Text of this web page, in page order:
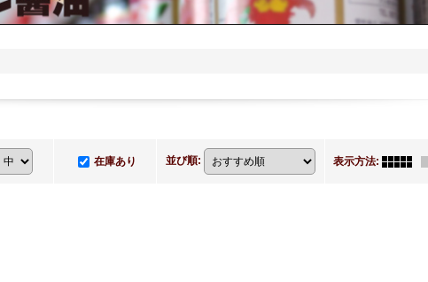
在庫あり 並び順: 表示方法: